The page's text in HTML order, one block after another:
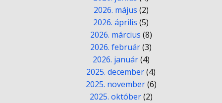
2026. május (2)
2026. április (5)
2026. március (8)
2026. február(3)
2026. január(4)
2025. december(4)
2025. november(6)
2025. október(2)